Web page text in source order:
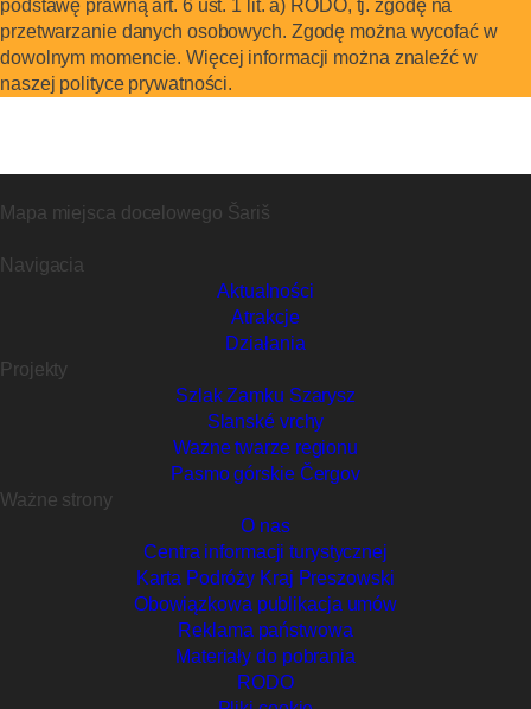
podstawę prawną art. 6 ust. 1 lit. a) RODO, tj. zgodę na
przetwarzanie danych osobowych. Zgodę można wycofać w
dowolnym momencie. Więcej informacji można znaleźć w
naszej polityce prywatności.
Mapa miejsca docelowego Šariš
Navigacia
Aktualności
Atrakcje
Działania
Projekty
Szlak Zamku Szarysz
Slanské vrchy
Ważne twarze regionu
Pasmo górskie Čergov
Ważne strony
O nas
Centra informacji turystycznej
Karta Podróży Kraj Preszowski
Obowiązkowa publikacja umów
Reklama państwowa
Materiały do pobrania
RODO